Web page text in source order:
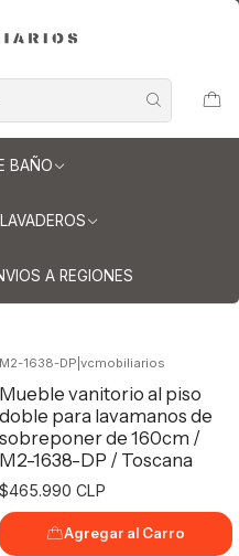
BAÑO
A REGIONES
sobreponer al piso
al piso doble
doble de 160 cm
al piso doble de
M2-1638-DP vcmobiliarios
Mueble vanitorio al piso
doble para lavamanos de
sobreponer de 160cm /
M2-1638-DP / Toscana
$465.990 CLP
Agregar al Carro